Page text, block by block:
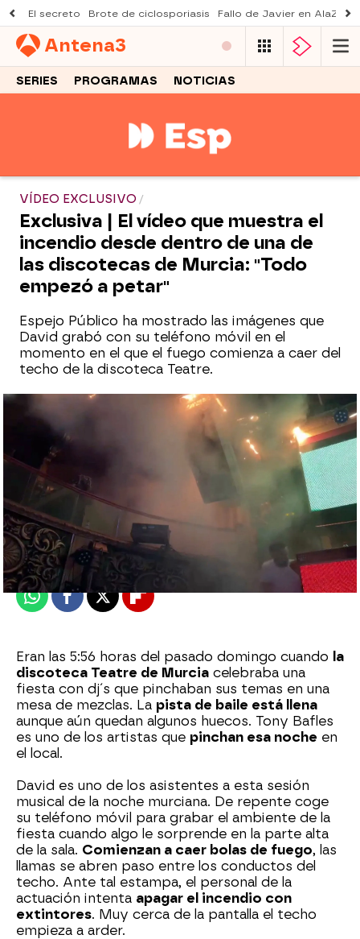
El secreto Brote de ciclosporiasis Fallo de Javier en AlaZ
Antena3
SERIES PROGRAMAS NOTICIAS
VÍDEO EXCLUSIVO
Exclusiva | El vídeo que muestra el
incendio desde dentro de una de
las discotecas de Murcia: "Todo
empezó a petar"
Espejo Público ha mostrado las imágenes que
David grabó con su teléfono móvil en el
momento en el que el fuego comienza a caer del
techo de la discoteca Teatre.
Laura Simón
Publicado: 04 de octubre de 2023, 13:59
WhatsappFacebook
X Flipboard
Eran las 5:56 horas del pasado domingo cuando la
discoteca Teatre de Murcia celebraba una
fiesta con dj´s que pinchaban sus temas en una
mesa de mezclas. La pista de baile está llena
aunque aún quedan algunos huecos. Tony Bafles
es uno de los artistas que pinchan esa noche en
el local.
David es uno de los asistentes a esta sesión
musical de la noche murciana. De repente coge
su teléfono móvil para grabar el ambiente de la
fiesta cuando algo le sorprende en la parte alta
de la sala. Comienzan a caer bolas de fuego, las
llamas se abren paso entre los conductos del
techo. Ante tal estampa, el personal de la
actuación intenta apagar el incendio con
extintores. Muy cerca de la pantalla el techo
empieza a arder.